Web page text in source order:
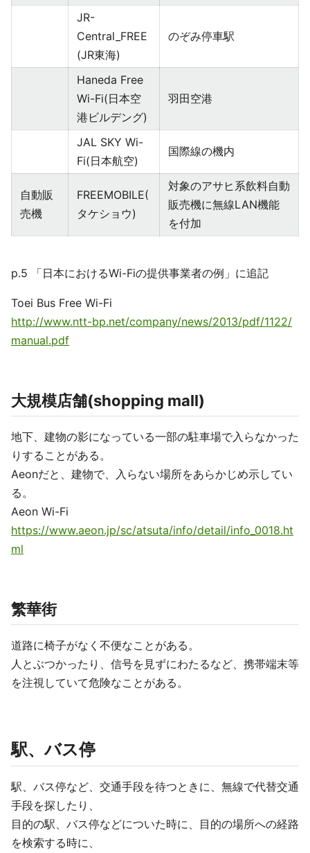
JR-
Central_FREE
(JR東海)
のぞみ停車駅
Haneda Free
Wi-Fi(日本空
港ビルデング)
羽田空港
JAL SKY Wi-
Fi(日本航空)
国際線の機内
自動販
売機
FREEMOBILE(
タケショウ)
対象のアサヒ系飲料自動
販売機に無線LAN機能
を付加
p.5 「日本におけるWi-Fiの提供事業者の例」に追記
Toei Bus Free Wi-Fi
http://www.ntt-bp.net/company/news/2013/pdf/1122/
manual.pdf
大規模店舗(shopping mall)
地下、建物の影になっている一部の駐車場で入らなかった
りすることがある。
Aeonだと、建物で、入らない場所をあらかじめ示してい
る。
Aeon Wi-Fi
https://www.aeon.jp/sc/atsuta/info/detail/info_0018.ht
ml
繁華街
道路に椅子がなく不便なことがある。
人とぶつかったり、信号を見ずにわたるなど、携帯端末等
を注視していて危険なことがある。
駅、バス停
駅、バス停など、交通手段を待つときに、無線で代替交通
手段を探したり、
目的の駅、バス停などについた時に、目的の場所への経路
を検索する時に、